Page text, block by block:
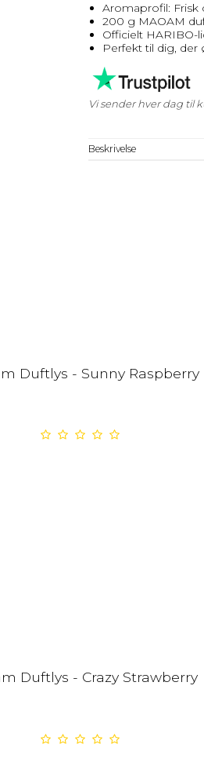
Aromaprofil: Frisk
200 g MAOAM
Officielt HARIBO-
Perfekt til dig, der
Vi sender hver dag til
Beskrivelse
Duftlys - Sunny Raspberry
Duftlys - Crazy Strawberry